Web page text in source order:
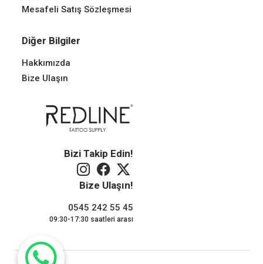
Mesafeli Satış Sözleşmesi
Diğer Bilgiler
Hakkımızda
Bize Ulaşın
Bizi Takip Edin!
Bize Ulaşın!
0545 242 55 45
09:30-17:30 saatleri arası